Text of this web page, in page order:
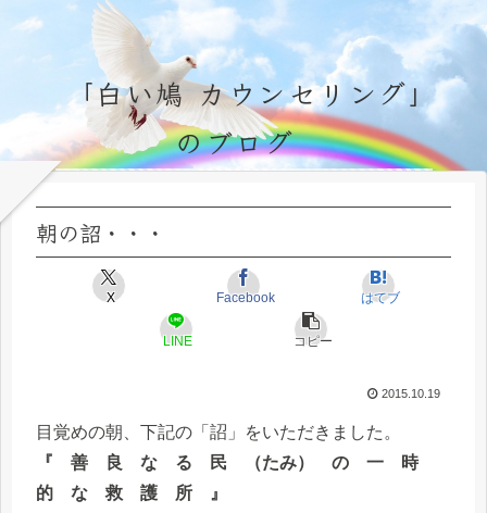
「白い鳩 カウンセリング」
のブログ
朝の詔・・・
X Facebook はてブ
LINE コピー
2015.10.19
目覚めの朝、下記の「詔」をいただきました。
『 善 良 な る 民 （たみ） の 一 時
的 な 救 護 所 』